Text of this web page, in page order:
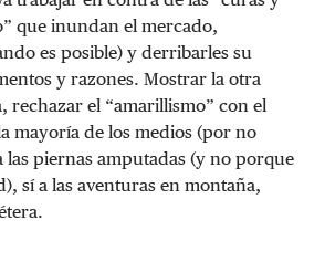
que inundan el mercado,
es posible) y derribarles su
y razones. Mostrar la otra
rechazar el “amarillismo” con el
mayoría de los medios (por no
piernas amputadas (y no porque
sí a las aventuras en montaña,